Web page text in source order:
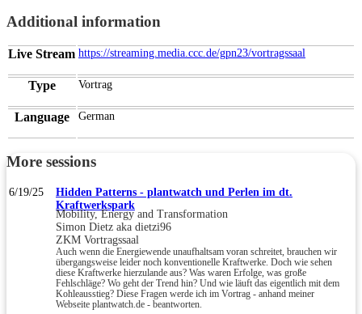
Additional information
Live Stream https://streaming.media.ccc.de/gpn23/vortragssaal
Type Vortrag
Language German
More sessions
6/19/25
Hidden Patterns - plantwatch und Perlen im dt.
Kraftwerkspark
Mobility, Energy and Transformation
Simon Dietz aka dietzi96
ZKM Vortragssaal
Auch wenn die Energiewende unaufhaltsam voran schreitet, brauchen wir
übergangsweise leider noch konventionelle Kraftwerke. Doch wie sehen
diese Kraftwerke hierzulande aus? Was waren Erfolge, was große
Fehlschläge? Wo geht der Trend hin? Und wie läuft das eigentlich mit dem
Kohleausstieg? Diese Fragen werde ich im Vortrag - anhand meiner
Webseite plantwatch.de - beantworten.